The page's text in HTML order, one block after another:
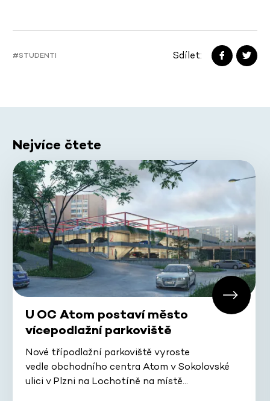
#STUDENTI Sdílet:
Nejvíce čtete
U OC Atom postaví město
vícepodlažní parkoviště
Nové třípodlažní parkoviště vyroste
vedle obchodního centra Atom v Sokolovské
ulici v Plzni na Lochotíně na místě…